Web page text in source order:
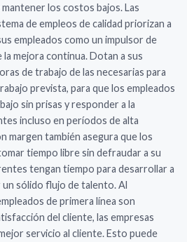
los costos bajos. Las
de empleos de calidad priorizan a
empleados como un impulsor de
la mejora continua. Dotan a sus
de trabajo de las necesarias para
prevista, para que los empleados
sin prisas y responder a la
incluso en períodos de alta
margen también asegura que los
tiempo libre sin defraudar a su
tengan tiempo para desarrollar a
un sólido flujo de talento. Al
de primera línea son
del cliente, las empresas
servicio al cliente. Esto puede